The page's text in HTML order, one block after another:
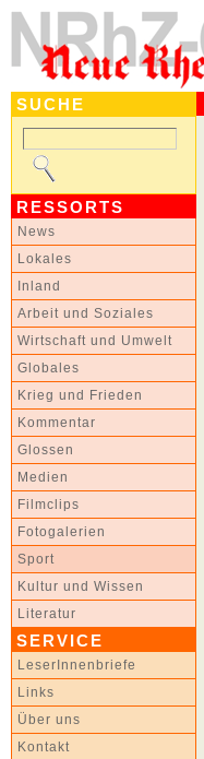
SUCHE
RESSORTS
News
Lokales
Inland
Arbeit und Soziales
Wirtschaft und Umwelt
Globales
Krieg und Frieden
Kommentar
Glossen
Medien
Filmclips
Fotogalerien
Sport
Kultur und Wissen
Literatur
SERVICE
LeserInnenbriefe
Links
Über uns
Kontakt